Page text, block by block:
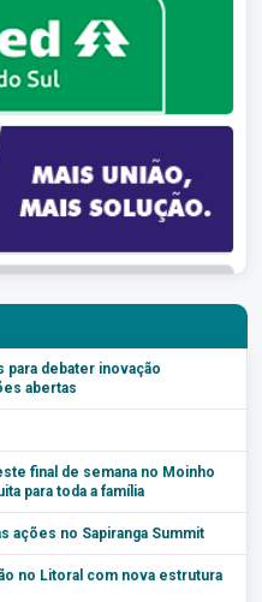
para debater inovação
abertas
final de semana no Moinho
para toda a família
ações no Sapiranga Summit
no Litoral com nova estrutura